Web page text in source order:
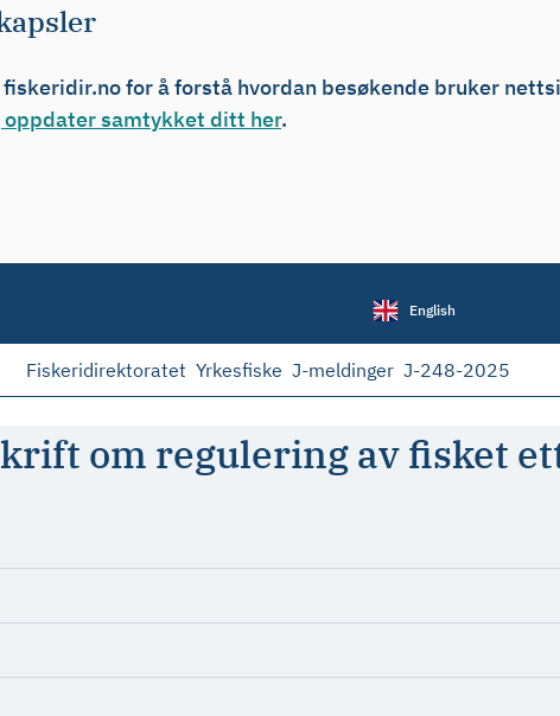
for å forstå hvordan besøkende bruker
samtykket ditt her.
English
Fiskeridirektoratet Yrkesfiske J-meldinger J-248-2025
om regulering av fisket